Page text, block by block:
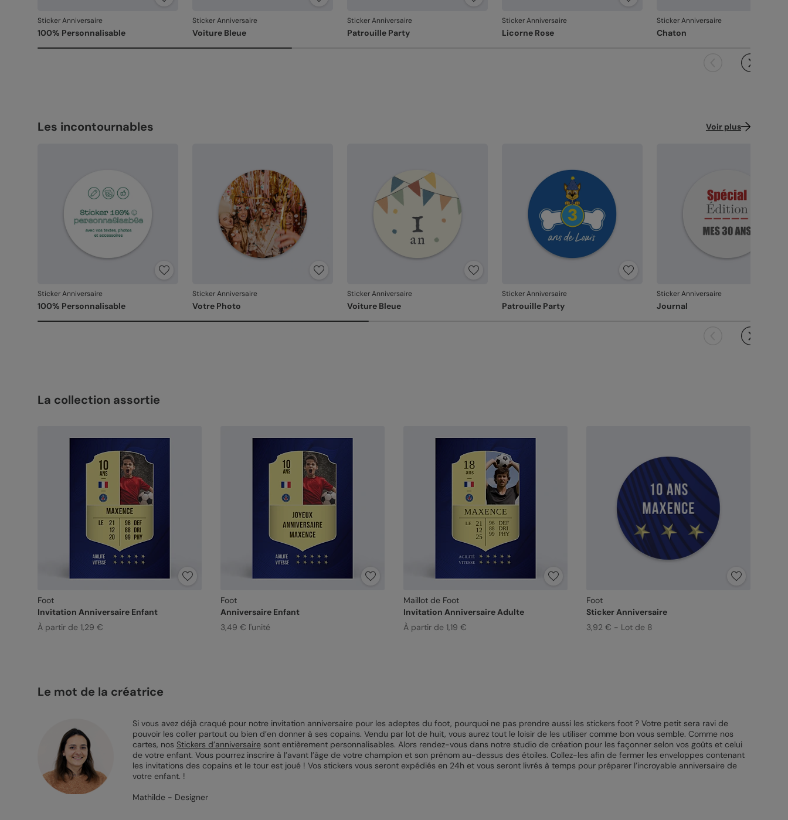
rendu à la hauteur de votre création.
Découpe précise
: vos stickers sont façonnés
avec soin, pour un rendu net et régulier.
Emballage renforcé
: vos créations arrivent dans
produit ne pourra pas être repris.
Sticker Anniversaire
100% Personnalisable
Sticker Anniversaire
Voiture Bleue
Sticker Anniversaire
Patrouille Party
Sticker Anniversaire
Licorne Rose
Sticker Anniversaire
Chaton
Les incontournables Voir plus
Sticker Anniversaire
100% Personnalisable
Sticker Anniversaire
Votre Photo
Sticker Anniversaire
Voiture Bleue
Sticker Anniversaire
Patrouille Party
Sticker Anniversaire
Journal
La collection assortie
Foot
Invitation Anniversaire Enfant
À partir de 1,29 €
Foot
Anniversaire Enfant
3,49 € l'unité
Maillot de Foot
Invitation Anniversaire Adulte
À partir de 1,19 €
Foot
Sticker Anniversaire
3,92 € - Lot de 8
Le mot de la créatrice
Si vous avez déjà craqué pour notre invitation anniversaire pour les adeptes du foot, pourquoi ne pas prendre aussi les stickers foot ? Votre petit sera ravi de
pouvoir les coller partout ou bien d’en donner à ses copains. Vendu par lot de huit, vous aurez tout le loisir de les utiliser comme bon vous semble. Comme nos
cartes, nos Stickers d’anniversairesont entièrement personnalisables. Alors rendez-vous dans notre studio de création pour les façonner selon vos goûts et celui
de votre enfant. Vous pourrez inscrire à l’avant l’âge de votre champion et son prénom au-dessus des étoiles. Collez-les afin de fermer les enveloppes contenant
les invitations des copains et le tour est joué ! Vos stickers vous seront expédiés en 24h et vous seront livrés à temps pour préparer l’incroyable anniversaire de
votre enfant. !
Mathilde - Designer